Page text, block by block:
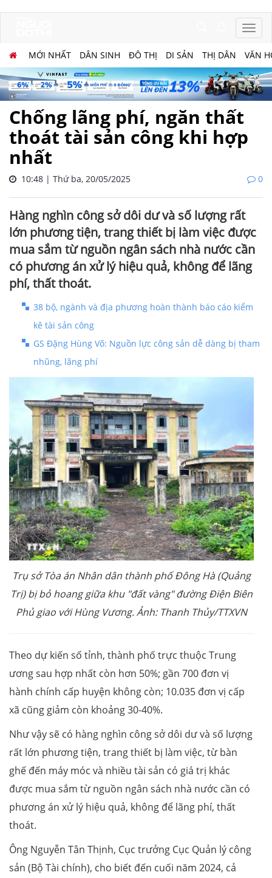
MỚI NHẤT DÂN SINH ĐÔ THỊ DI SẢN THỊ DÂN VĂN
Chống lãng phí, ngăn thất
thoát tài sản công khi hợp
nhất
10:48 | Thứ ba, 20/05/2025 0
Hàng nghìn công sở dôi dư và số lượng rất
lớn phương tiện, trang thiết bị làm việc được
mua sắm từ nguồn ngân sách nhà nước cần
có phương án xử lý hiệu quả, không để lãng
phí, thất thoát.
38 bộ, ngành và địa phương hoàn thành báo cáo kiểm
kê tài sản công
GS Đặng Hùng Võ: Nguồn lực công sản dễ dàng bị tham
nhũng, lãng phí
Trụ sở Tòa án Nhân dân thành phố Đông Hà (Quảng
Trị) bị bỏ hoang giữa khu "đất vàng" đường Điện Biên
Phủ giao với Hùng Vương. Ảnh: Thanh Thủy/TTXVN
Theo dự kiến số tỉnh, thành phố trực thuộc Trung
ương sau hợp nhất còn hơn 50%; gần 700 đơn vị
hành chính cấp huyện không còn; 10.035 đơn vị cấp
xã cũng giảm còn khoảng 30-40%.
Như vậy sẽ có hàng nghìn công sở dôi dư và số lượng
rất lớn phương tiện, trang thiết bị làm việc, từ bàn
ghế đến máy móc và nhiều tài sản có giá trị khác
được mua sắm từ nguồn ngân sách nhà nước cần có
phương án xử lý hiệu quả, không để lãng phí, thất
thoát.
Ông Nguyễn Tân Thịnh, Cục trưởng Cục Quản lý công
sản (Bộ Tài chính), cho biết đến cuối năm 2024, cả